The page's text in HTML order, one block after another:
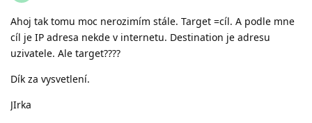
Ahoj tak tomu moc nerozimím stále. Target =cíl. A podle mne
cíl je IP adresa nekde v internetu. Destination je adresu
uzivatele. Ale target????
Dík za vysvetlení.
JIrka